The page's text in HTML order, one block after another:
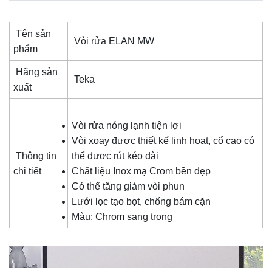
Tên sản
phẩm
Vòi rửa ELAN MW
Hãng sản
xuất
Teka
Thông tin
chi tiết
Vòi rửa nóng lạnh tiện lợi
Vòi xoay được thiết kế linh hoạt, cổ cao có
thể được rút kéo dài
Chất liệu Inox mạ Crom bền đẹp
Có thể tăng giảm vòi phun
Lưới lọc tạo bọt, chống bám cặn
Màu: Chrom sang trọng